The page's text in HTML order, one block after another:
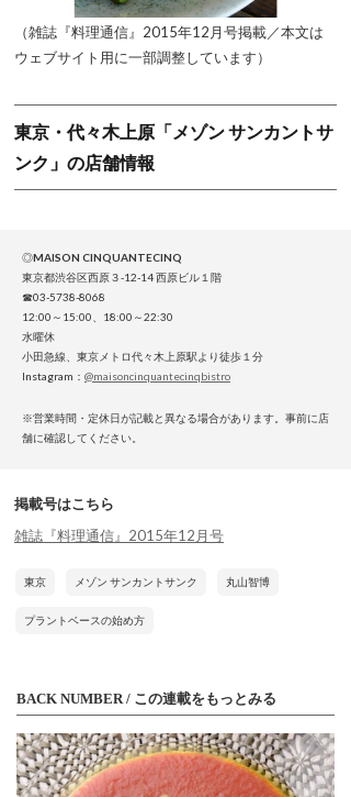
（雑誌『料理通信』2015年12月号掲載／本文は
ウェブサイト用に一部調整しています）
東京・代々木上原「メゾン サンカントサ
ンク」の店舗情報
◎MAISON CINQUANTECINQ
東京都渋谷区西原３-12-14 西原ビル１階
☎03-5738-8068
12:00～15:00、18:00～22:30
水曜休
小田急線、東京メトロ代々木上原駅より徒歩１分
Instagram： @maisoncinquantecinqbistro
※営業時間・定休日が記載と異なる場合があります。事前に店
舗に確認してください。
掲載号はこちら
雑誌『料理通信』2015年12月号
東京 メゾン サンカントサンク 丸山智博
プラントベースの始め方
BACK NUMBER / この連載をもっとみる